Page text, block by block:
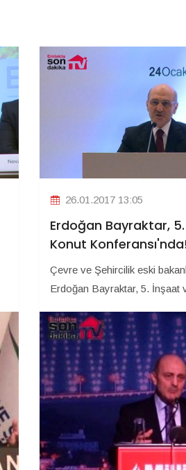
26.01.2017 13:05
Erdoğan Bayraktar,
Konut Konferansı'nda!
Çevre ve Şehircilik eski
Erdoğan Bayraktar, 5. İnşaat